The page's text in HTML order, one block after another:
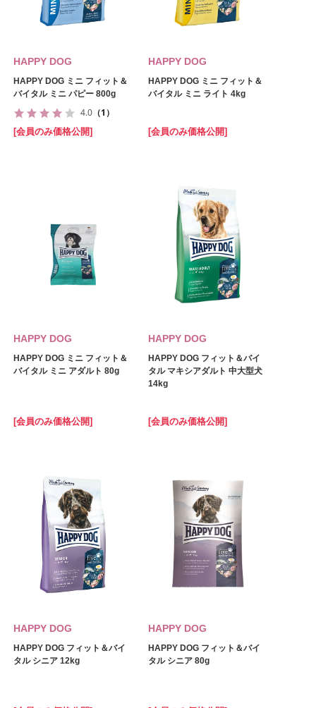
HAPPY DOG
HAPPY DOG ミニ フィット＆
バイタル ミニ パピー 800g
4.0 （1）
[会員のみ価格公開]
HAPPY DOG
HAPPY DOG ミニ フィット＆
バイタル ミニ ライト 4kg
[会員のみ価格公開]
HAPPY DOG
HAPPY DOG ミニ フィット＆
バイタル ミニ アダルト 80g
[会員のみ価格公開]
HAPPY DOG
HAPPY DOG フィット＆バイ
タル マキシアダルト 中大型犬
14kg
[会員のみ価格公開]
HAPPY DOG
HAPPY DOG フィット＆バイ
タル シニア 12kg
HAPPY DOG
HAPPY DOG フィット＆バイ
タル シニア 80g